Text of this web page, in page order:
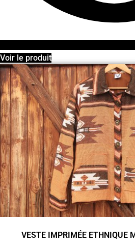
Voir le produit
VESTE IMPRIMÉE ETHNIQUE